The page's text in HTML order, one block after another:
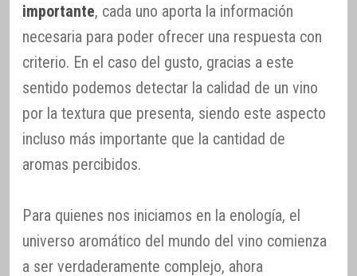
importante, cada uno aporta la información
necesaria para poder ofrecer una respuesta con
criterio. En el caso del gusto, gracias a este
sentido podemos detectar la calidad de un vino
por la textura que presenta, siendo este aspecto
incluso más importante que la cantidad de
aromas percibidos.
Para quienes nos iniciamos en la enología, el
universo aromático del mundo del vino comienza
a ser verdaderamente complejo, ahora